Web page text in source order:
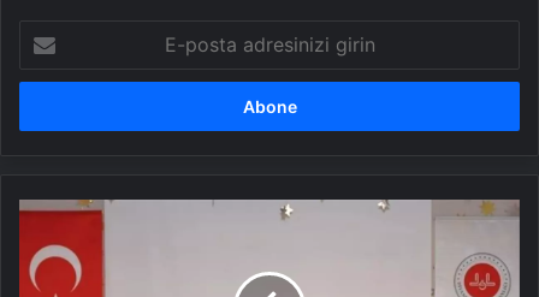
posta
adresinizi
Bilecik'te
Toplantısı
Yapıldı